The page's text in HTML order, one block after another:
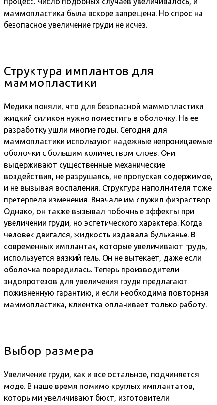
маммопластика была вскоре запрещена. Но спрос на
безопасное увеличение груди не исчез.
Структура имплантов для
маммопластики
Медики поняли, что для безопасной маммопластики
жидкий силикон нужно поместить в оболочку. На ее
разработку ушли многие годы. Сегодня для
маммопластики используют надежные непроницаемые
оболочки с большим количеством слоев. Они
выдерживают существенные механические
воздействия, не разрушаясь, не пропуская содержимое,
и не вызывая воспаления. Структура наполнителя тоже
претерпела изменения. Вначале им служил физраствор.
Однако, он также вызывал побочные эффекты при
увеличении груди, но эстетического характера. Когда
человек двигался, жидкость издавала бульканье. В
современных имплантах, которые увеличивают грудь,
используется вязкий гель. Он не вытекает, даже если
оболочка повредилась. Теперь производители
эндопротезов для увеличения груди предлагают
пожизненную гарантию, и если необходима повторная
маммопластика, клиентка оплачивает только работу.
Выбор размера
Увеличение груди, как и все остальное, подчиняется
моде. В наше время помимо круглых имплантатов,
которыми увеличивают бюст, изготовители